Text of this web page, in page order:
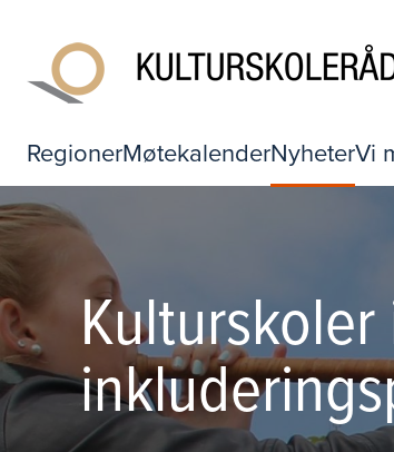
RegionerMøtekalenderNyheterVi